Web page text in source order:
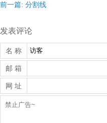
前一篇: 分割线
发表评论
名 称
邮 箱
网 址